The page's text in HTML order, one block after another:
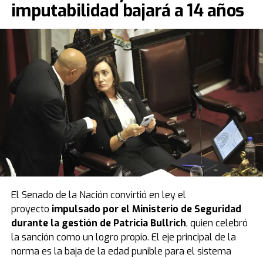
imputabilidad bajará a 14 años
El Senado de la Nación convirtió en ley el
proyecto impulsado por el Ministerio de Seguridad
durante la gestión de Patricia Bullrich, quien celebró
la sanción como un logro propio. El eje principal de la
norma es la baja de la edad punible para el sistema